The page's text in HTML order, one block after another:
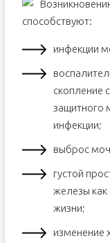
способствуют:
инфекции
скопление
защитного
инфекции;
выброс
густой
железы как
жизни;
изменение